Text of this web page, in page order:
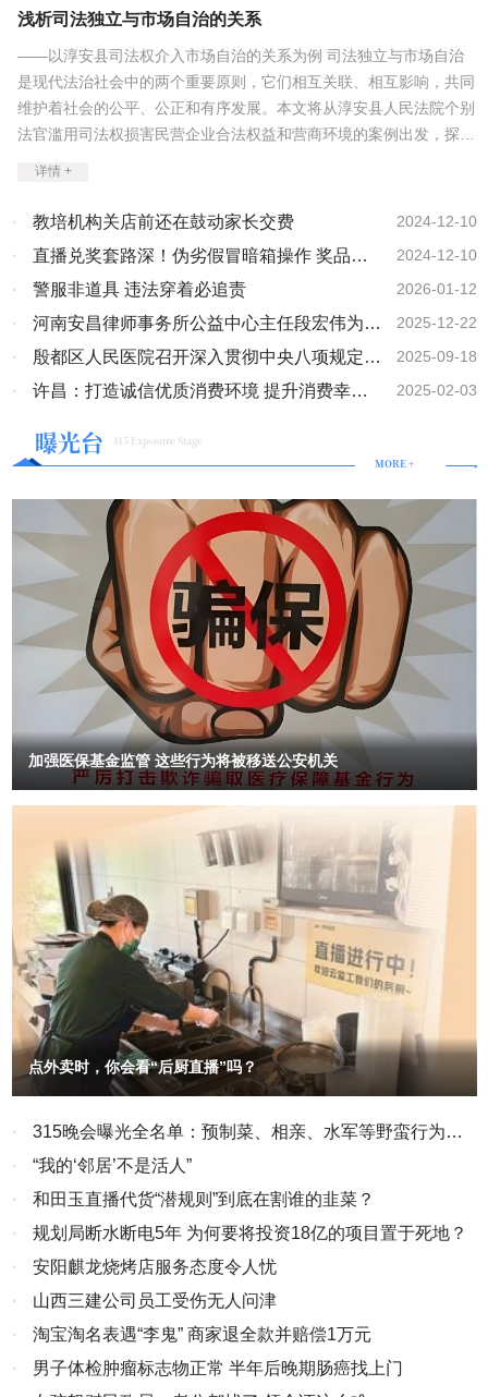
出的还有中国的“数字红包”和“数字年货”。阿根廷“中国道路”网站报道
说，发红包这个古老传统，如今已成为科技巨头竞逐的新战场——人
工智能助手元宝宣布春节发放10亿元现金红包；文心一言、千问、豆
包纷纷跟进，发放数十亿元红包及代金券。据估算，春节期间，中国
用户手机红包收发量将达到约500亿次，总额将达到数千亿元人民
币。 中国企业春节前夕发布的人工智能视频模型也引发外媒热
议。路透社报道说，Seedance 2.0凭借几个提示词就能生成电影级质
其“进展迅速”。法新社援引总部位于瑞士的希图科技公司的话报道
说，该模型是“目前最先进的人工智能视频生成模型”。 《澳大利
亚金融评论报》报道，在中国各地烟花绽放、人们欢聚一堂庆祝春节
之际，中国顶尖科技公司也推出自己的“奇观”。春节是购物、游戏和
网络流量的高峰期，为企业带来可以大规模吸引用户注意力的难得机
遇。中国科技巨头正在将人工智能技术“重新定位为大众市场消费产
品”。 全球共享的文化符号 “春节是中国最重要的传统节日，
承载着数千年的文化传统，凝聚着家庭团圆的美好期盼。”埃及开罗新
闻电视台如此报道，并从老年人、女性、年轻人等不同群体的视角解
元化”：除年夜饭和走亲访友的传统之外，他们用手机互致祝福，“为
节庆方式注入现代气息”。不过，无论形式如何变化，“春节的核心意
置”。 2月18日，人们在甘肃省兰州市七里河区兰州老街观看舞狮
表演。新华社发（侯崇慧摄） “中国春节蕴含和谐、团圆与辞旧迎
新的意义，体现中国的文化自信与古老智慧。在地缘政治冲突频发，
造成新的世界失序之际，这个节日推动着全球交流。”巴基斯坦学者马
哈茂德·乌尔哈桑·汗在《巴基斯坦观察家报》撰文指出，中国春节
是“全人类共享的文化瑰宝”。 许多外国人通过春节了解中国和中
国文化。美国《环游世界》杂志将镜头对准涌入中国欢庆春节的游
客：在北京，荷兰学生芬恩戴上马头造型的帽子，在公园的金色许愿
树下拍照打卡。杂志文章说，以传统美食、特色文化活动为标志的中
国春节，令追求沉浸式体验的游客心向往之。今年春节，海外游客纷
至沓来，热切希望参与这场“世界上最盛大的庆典之一”。 《俄罗
斯报》注意到，西方社交媒体上兴起“成为中国人”潮流——外国网民
开始积极尝试“中国生活方式清单”：喝温水、煮粥、练习八段锦、泡
茶。报道说，中国春节展现的地域多元性与“和而不同”的文明特质，
正成为外国人理解中国价值观的窗口。 中国春节热潮，正在走向
世界。俄罗斯塔斯社说，莫斯科地铁开通春节主题列车，将运营约一
个月。西班牙《世界报》说，马德里的中国春节庆祝活动内容丰富，
其中最受人关注的是春节庆祝游行。泰国《民族报》说，泰国旅游局
以“中泰一家亲”为主题，推出系列活动与优惠举措，迎接中国春
节。 2月11日，西班牙首都马德里街头的一块显示屏播放中国春
节主题视频。新华社记者孟鼎博摄 秘鲁《商报》文章认为，虽然
春节起源于中国，但如今已“超越国界，在世界各地广受欢迎”。德国
《星期日报》写道：“如今，世界各地都在庆祝春节。2024年，‘春节
——中国人庆祝传统新年的社会实践’被列入联合国教科文组织人类非
物质文化遗产代表作名录，凸显了这一传统节日的文化意义。” 卢
旺达媒体人杰拉尔德·姆班达将目光从春节投向了其背后的发展逻辑。
他在“非中评论”网站发表署名文章写道：“每次到中国旅行，（高铁）
都会令我深感震撼。乘坐高铁，不止是城市间的一段旅程，更是对中
精确、规划的重视。这就像亲眼见证历史的发展——一个古老文明，
正驾驭现代技术，自信地迈向未来。” 姆班达还将生肖马的意象与
式”——不再依靠肌肉和奔跑，而是源于创新、工程和远见。“马年远
不止是一个年份符号，它映照出一个国家正满怀信心、目标明确地奔
件。 假日里，人流、物流交织奔涌，汇成流动中国最动人的春日
足 祖国北疆，位于黑龙江的亚布力滑雪旅游度假区，蜿蜒雪道上
人影攒动，滑雪爱好者们尽享“速度与激情”。 “今年受冬奥氛围感
染，雪场上的人明显多了，大家都在用运动贺岁。”来自上海的雪友毛
博文兴奋地说。 2月22日，滑雪爱好者在黑龙江省亚布力滑雪旅
全岛封关运作后的首个春节假期。 在海口日月广场免税店，马年
口海关统计，春节假期前七天，海南离岛免税购物金额达20.7亿元，
场免税店选购商品。新华社记者 郭程 摄 这个春节，“一南一北”的
火热场景，成为假日中国消费旺、经济暖的生动注脚。 商务大数
春节假期前四天增长8.6%。抖音生活服务春节消费数据显示，与去年
春节同期相比，今年春节假期前七天抖音团圆饭套餐订单量增长超
体验激活新需求。各地立足资源禀赋，推动供给侧提质升
日，游客在天津杨柳青古镇游玩。新华社记者 赵子硕 摄 长江之
畔，拥有百年历史的芜湖老船厂变身“国潮体验地”，咖啡文化、创意
汉服扮演历史人物，让游客沉浸式体验“金陵风华”；位于重庆沙坪坝
区的“洞舰1号”主题景区内，孩子们在“地心历险”中开启一场别样科幻
之旅…… 科技赋能之下，消费的价值链条不断向智能、体验感、
个性化方向延伸。 自动避障、规划路径的扫地机器人，挥手可调
节吸力的油烟机，精准控温送风的智能空调……今年春节，“能互动会
思考”的人工智能（AI）家电成为消费主流产品。 “春节期间，智
能穿戴设备和AI家电销量猛增，融合AI场景体验的新品销售占比超过
50%。”苏宁易购门店管理中心负责人孟庆祥说。 2月21日，消费
者在天津市南开区一商场选购。新华社记者 李然 摄 国家信息中
心经济预测部宏观经济研究室副主任邹蕴涵表示，我国人均国内生产
总值已接近1.4万美元，消费增长将从“量的扩张”逐渐转向“质的提
升”，新技术、新业态、新模式加速涌现，带动产业升级、供给创新，
持续激活国内大市场的巨大潜力。 供需提质，政策加力。春节期
间，各地坚持惠民生和促消费紧密结合，“政策+活动”双轮驱动，持续
释放消费活力。 安徽安庆通过微改造、精提升，扩围升级“一刻钟
便民生活圈”，打造主客共享的消费场景；甘肃清水县创新“村晚+”模
式，将文艺展演、民俗体验、年货采购等有机融合；江苏苏州依托有
奖发票试点、消费品以旧换新等政策，举办200余场新春惠民消费活
动…… 人潮聚旺气，市面显活力。活跃繁荣的假日消费市场，诠
释着国内大循环的内生动力，更彰显着投资于人、发展惠民的生动实
践。 马跃新程，四海同春万象新 津门大地，古文化街宫前广
场鼓乐喧天，高跷表演精彩纷呈；戏楼下，民乐合奏《盛世国乐》婉
转悠扬，天津时调《津门妈祖情》韵味醇厚……游客们驻足观赏，感
受传统民俗中的浓浓年味。 来自广东的游客李静雅看得入神：“天
津的民俗表演很有特色，从服饰到唱腔都和南方大不相同，让我真切
感受到中华地域文化的丰富多彩。” 文脉赓续，薪火相传。这个春
生长。 上海豫园灯会融合传统民俗与现代光影技术，吸引中外游
客驻足；广东汕头骑楼街巷张灯结彩，英歌舞刚劲豪迈；陕西西安大
唐不夜城，机器人写福字、AI猜灯谜等活动趣味十足，传统年俗与现
代科技碰撞出绚丽火花……年味在山河间漫溢铺展，人们在憧憬中开
启新篇。 2月21日，英歌队在广东汕头潮阳区“2026年春节潮阳英
歌嘉年华活动”中表演。新华社发（姚军 摄） “春节承载着中华民
族的文化积淀、情感记忆和家国情怀。过文化年、过旅游年已经成为
一种新风尚。”文化和旅游部产业发展司负责人傅瀚霄说。 春节不
仅是万家灯火的团圆，更有守望相助的温暖。 江苏南京设立38个
取餐点，为坚守岗位的劳动者送上不同风味的年夜饭；湖北武汉社区
工作者走进独居老人家中，贴春联、送祝福；甘肃兰州志愿者为困难
后在中国网、《团结报》、团结网、中国统一战线、人民论坛、民建
讯、今日头条、河南日报顶端新闻等媒体共发表文章千余篇。被民建
河南省委授予“民建全省思想政治建设工作先进个人”。我还热心参与
社会公益事业，积极响应民建河南省委号召，精心挑选出涵盖党建理
论、历史文化、教育研究、经济管理等多个领域的精品图书，累计向
声音。马年，象征着奔腾不息、勇毅前行，恰如新时代中国文化事业
年，我们将以“龙马精神”自勉，坚守中华优秀传统文化根脉，让千年
文明薪火相传；我们将聚力推动跨界融合创新，搭建全国性文化合作
新路径、新形式，让优秀传统文化以更鲜活、更时尚的姿态融入当代
生活，让文化强国建设的步伐更加坚实，不负时代赋予的使命，不负
美好时刻，愿瑞马呈祥，护佑大家福寿绵长、松柏常青，岁岁安暖，
年年顺遂；愿各位文化同仁，以梦为马、不负韶华，事业一马当先、
化在新时代绽放更耀眼的光彩；愿每一位亲友、朋友，三餐烟火暖，
四季皆安然，家人闲坐、灯火可亲，所求皆如愿，所行皆坦途。2026
之心坚守文脉，以奋进之姿奔赴新程，在传承中华优秀传统文化、推
动文化繁荣发展的道路上步履不停，共赴一场繁花似锦的文化之约，
共谱新时代中国文化发展的壮丽华章！祝全国的朋友们新春快乐、马
年大吉、阖家团圆、幸福安康、万事胜意、喜乐绵长！
浅析司法独立与市场自治的关系
——以淳安县司法权介入市场自治的关系为例 司法独立与市场自治
是现代法治社会中的两个重要原则，它们相互关联、相互影响，共同
维护着社会的公平、公正和有序发展。本文将从淳安县人民法院个别
法官滥用司法权损害民营企业合法权益和营商环境的案例出发，探讨
司法独立与市场自治的关系，并提出一些思考和建议。 一、司法独
外部因素的干扰和影响，依法独立公正地行使职权。司法独立是现代
障。司法独立的意义在于：保障司法公正。司法独立可以确保司法机
关不受任何外部因素的干扰和影响，依法独立公正地行使职权，从而
保障司法公正。维护社会稳定。司法独立可以增强司法机关的权威性
和公信力，使社会公众对司法机关的信任和尊重，从而维护社会稳
定。促进经济发展。司法独立可以为市场经济提供稳定的法律环境和
公正的司法保障，促进经济的发展和繁荣。 二、市场自治的内涵与
经营、自负盈亏的一种经济运行机制。市场自治是市场经济的基本特
场效率。市场自治可以充分发挥市场主体的积极性和创造性，提高市
场效率，促进经济的发展和繁荣。保障市场公平。市场自治可以确保
市场主体在平等的基础上进行竞争，保障市场公平，维护市场秩序。
促进市场创新。市场自治可以激发市场主体的创新意识和创新能力，
促进市场创新，推动经济的发展和进步。 三、司法独立与市场自治
的关系 司法独立与市场自治是相互关联、相互影响的关系。司法独
立是市场自治的重要保障，市场自治是司法独立的重要基础。 司法
独立是市场自治的重要保障。市场经济是法治经济，市场主体的自主
决策、自主经营、自负盈亏需要法律的保障和规范。司法独立可以确
保司法机关依法独立公正地行使职权，为市场主体提供公正的司法保
障，维护市场秩序，保障市场公平。 市场自治是司法独立的重要基
础。市场经济是自主经济，市场主体的自主决策、自主经营、自负盈
和创造性，提高市场效率，促进经济的发展和繁荣。司法独立需要在
市场自治的基础上进行，司法机关的职权范围和行使方式需要尊重市
场规律和市场主体的自主选择。 四、案例分析 淳安县人民法院个别
法官滥用司法权损害民营企业合法权益和营商环境的案例，反映了司
法独立与市场自治的关系。在该案例中，个别法官违反法律规定，滥
用司法权，损害了民营企业的合法权益和营商环境，破坏了市场主体
双方自愿签署的约定，从而达到掠夺受害人的财产为利益关系人谋取
不当利益的目的。 2022年4月以来，淳安县人民法院个别法官滥用
司法权损害民营企业合法权益和营商环境，破坏市场主体双方自愿签
署的约定，从而达到掠夺受害人的财产为利益关系人谋取不当利益，
其行为不仅违反了国务院《优化营商环境条例》、《浙江省优化营商
环境条例》、《杭州市优化营商环境条例》等的规定，且与党的二十
大提出的“优化民营企业发展环境，依法保护民营企业产权和企业家
权益，促进民营经济发展壮大”的战略方针以及《中共中央国务院关
于促进民营经济发展壮大的意见》、《最高人民法院关于优化法治环
境促进民营经济发展壮大的指导意见》等政策精神相违背，亟需引起
党委政府和有关部门的重视，杜绝此类现象的发生，切实维护市场主
济不断发展壮大。 1、淳安县人民法院民二庭庭长黄琳滥用职权，在
已不具备监督管理权的情况下违法指使管理人扣押早已成就退还条件
的企业重整投资意向保证金，无端剥夺市场主体的财产所有权，导致
企业春节无钱发放员工薪资，雪上加霜。 2022年2月16日，淳安永
详情 +
· 教培机构关店前还在鼓动家长交费 2024-12-10
·
直播兑奖套路深！伪劣假冒暗箱操作 奖品实
物质量堪忧
2024-12-10
· 警服非道具 违法穿着必追责 2026-01-12
·
河南安昌律师事务所公益中心主任段宏伟为新
型职业农民培养班开展法律讲座
2025-12-22
·
殷都区人民医院召开深入贯彻中央八项规定精
神学习教育总结大会
2025-09-18
·
许昌：打造诚信优质消费环境 提升消费幸福
2025-02-03
曝光台
315 Exposure Stage
MORE +
加强医保基金监管 这些行为将被移送公安机关
点外卖时，你会看“后厨直播”吗？
·
315晚会曝光全名单：预制菜、相亲、水军等野蛮行为该
结束了
·
“我的‘邻居’不是活人”
·
和田玉直播代货“潜规则”到底在割谁的韭菜？
·
规划局断水断电5年 为何要将投资18亿的项目置于死地？
·
安阳麒龙烧烤店服务态度令人忧
·
山西三建公司员工受伤无人问津
·
淘宝淘名表遇“李鬼” 商家退全款并赔偿1万元
·
男子体检肿瘤标志物正常 半年后晚期肠癌找上门